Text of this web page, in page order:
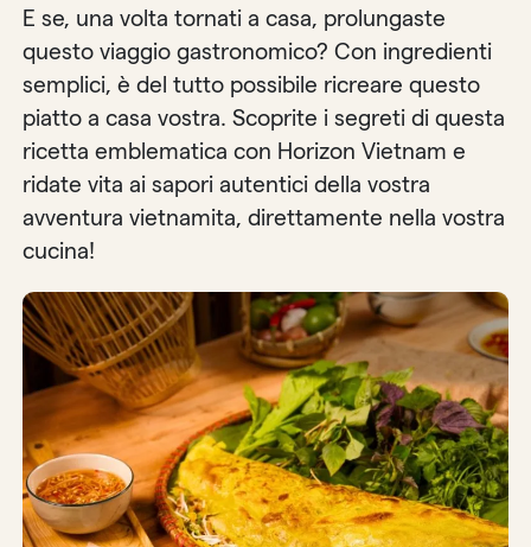
E se, una volta tornati a casa, prolungaste
questo viaggio gastronomico? Con ingredienti
semplici, è del tutto possibile ricreare questo
piatto a casa vostra. Scoprite i segreti di questa
ricetta emblematica con Horizon Vietnam e
ridate vita ai sapori autentici della vostra
avventura vietnamita, direttamente nella vostra
cucina!